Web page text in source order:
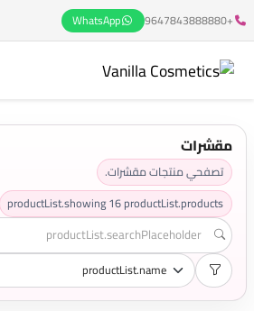
+9647843888880
WhatsApp
مقشرات
تصفحي منتجات مقشرات.
productList.showing16productList.products